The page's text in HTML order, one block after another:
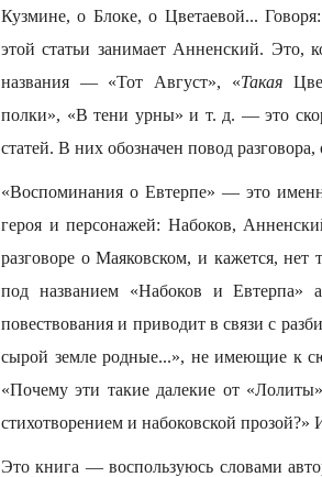
Кузмине, о Блоке, о Цветаевой...
этой статьи занимает Анненский. Это,
названия — «Тот Август», «Такая
полки», «В тени урны» и т. д. — это
статей. В них обозначен повод
«Воспоминания о Евтерпе» — это
героя и персонажей: Набоков,
разговоре о Маяковском, и кажется,
под названием «Набоков и Евтерпа»
повествования и приводит в связи с
сырой земле родные...», не имеющие к
«Почему эти такие далекие от
стихотворением и набоковской прозой?»
Это книга — воспользуюсь словами